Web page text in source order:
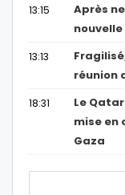
13:15
Après
13:13
réunion
18:31
Le
mise en
Gaza